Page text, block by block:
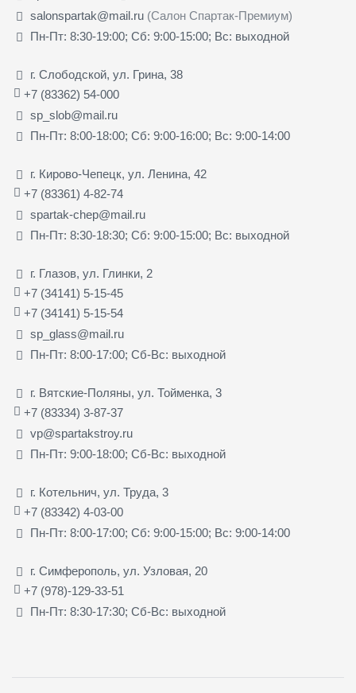
salonspartak@mail.ru (Салон Спартак-Премиум)
Пн-Пт: 8:30-19:00; Сб: 9:00-15:00; Вс: выходной
г. Слободской, ул. Грина, 38
+7 (83362) 54-000
sp_slob@mail.ru
Пн-Пт: 8:00-18:00; Сб: 9:00-16:00; Вс: 9:00-14:00
г. Кирово-Чепецк, ул. Ленина, 42
+7 (83361) 4-82-74
spartak-chep@mail.ru
Пн-Пт: 8:30-18:30; Сб: 9:00-15:00; Вс: выходной
г. Глазов, ул. Глинки, 2
+7 (34141) 5-15-45
+7 (34141) 5-15-54
sp_glass@mail.ru
Пн-Пт: 8:00-17:00; Сб-Вс: выходной
г. Вятские-Поляны, ул. Тойменка, 3
+7 (83334) 3-87-37
vp@spartakstroy.ru
Пн-Пт: 9:00-18:00; Сб-Вс: выходной
г. Котельнич, ул. Труда, 3
+7 (83342) 4-03-00
Пн-Пт: 8:00-17:00; Сб: 9:00-15:00; Вс: 9:00-14:00
г. Симферополь, ул. Узловая, 20
+7 (978)-129-33-51
Пн-Пт: 8:30-17:30; Сб-Вс: выходной